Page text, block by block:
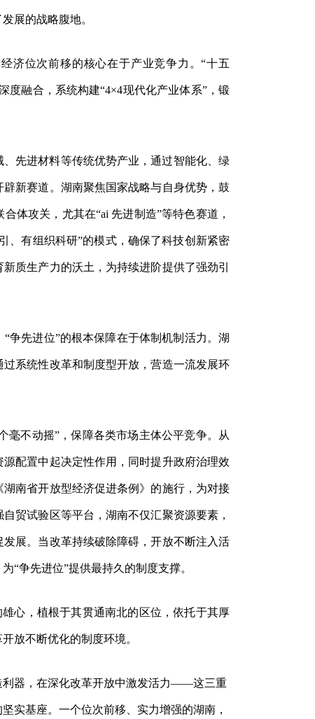
展的战略腹地。
济位次前移的核心在于产业竞争力。“十五
度融合，系统构建“4×4现代化产业体系”，锻
先进材料等传统优势产业，通过智能化、绿
新赛道。湖南聚焦国家战略与自身优势，鼓
体攻关，尤其在“ai 先进制造”等特色赛道，
、有组织科研”的模式，确保了科技创新紧密
质生产力的沃土，为持续进阶提供了强劲引
争先进位”的根本保障在于体制机制活力。湖
系统性改革和制度型开放，营造一流发展环
毫不动摇”，保障各类市场主体公平竞争。从
配置中起决定性作用，同时提升政府治理效
南省开放型经济促进条例》的施行，为对接
贸试验区等平台，湖南不仅汇聚资源要素，
展。当改革持续破除障碍，开放不断注入活
“争先进位”提供最持久的制度支撑。
心，植根于其贯通南北的区位，依托于其厚
放不断优化的制度环境。
利器，在深化改革开放中激发活力——这三重
实基座。一个位次前移、实力增强的湖南，